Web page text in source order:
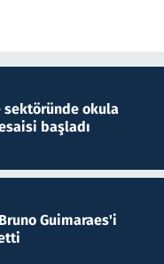
sektöründe okula
başladı
Guimaraes'i